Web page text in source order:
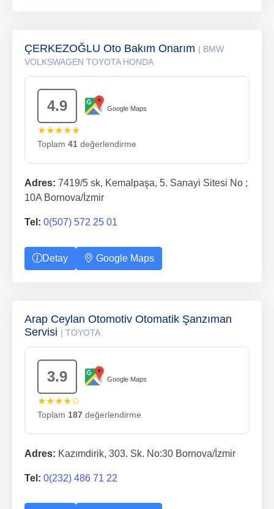
ÇERKEZOĞLU Oto Bakım Onarım | BMW
VOLKSWAGEN TOYOTA HONDA
4.9 Google Maps
★★★★★
Toplam 41 değerlendirme
Adres: 7419/5 sk, Kemalpaşa, 5. Sanayi Sitesi No ;
10A Bornova/İzmir
Tel: 0(507) 572 25 01
Detay Google Maps
Arap Ceylan Otomotiv Otomatik Şanzıman
Servisi | TOYOTA
3.9 Google Maps
★★★★✩
Toplam 187 değerlendirme
Adres: Kazımdirik, 303. Sk. No:30 Bornova/İzmir
Tel: 0(232) 486 71 22